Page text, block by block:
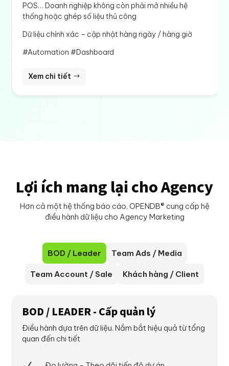
POS… Doanh nghiệp không còn phải mở nhiều hệ
thống hoặc ghép số liệu thủ công
Dữ liệu chính xác – cập nhật hàng ngày / hàng giờ
#Automation #Dashboard
Xem chi tiết
Lợi ích mang lại cho Agency
Hơn cả một hệ thống báo cáo, OPENDB® cung cấp hệ
điều hành dữ liệu cho Agency Marketing
BOD / Leader Team Ads / Media
Team Account / Sale Khách hàng / Client
BOD / LEADER - Cấp quản lý
Điều hành dựa trên dữ liệu. Nắm bắt hiệu quả từ tổng
quan đến chi tiết